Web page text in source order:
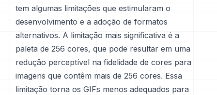
tem algumas limitações que estimularam o
desenvolvimento e a adoção de formatos
alternativos. A limitação mais significativa é a
paleta de 256 cores, que pode resultar em uma
redução perceptível na fidelidade de cores para
imagens que contêm mais de 256 cores. Essa
limitação torna os GIFs menos adequados para